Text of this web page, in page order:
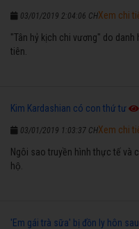
03/01/2019 2:04:06 CH
"Tân hỷ kịch chi vương" do
tiên.
Xem chi
Kim Kardashian có con thứ tư
03/01/2019 1:03:37 CH
Ngôi sao truyền hình thực tế và
hộ.
Xem chi
'Em gái trà sữa' bị đồn ly hôn